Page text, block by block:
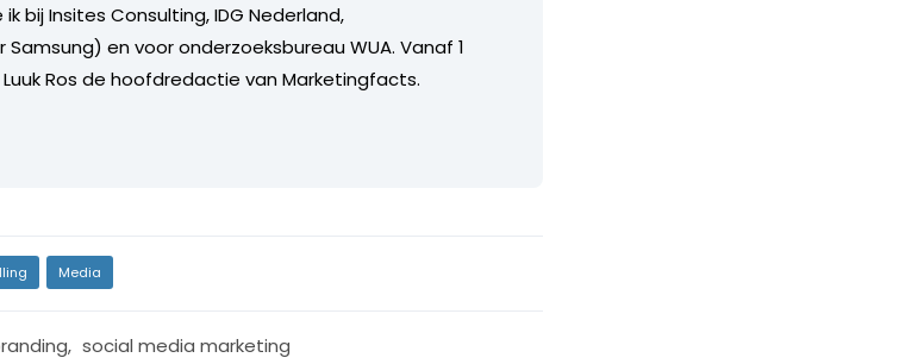
bij Insites Consulting, IDG Nederland,
en voor onderzoeksbureau WUA. Vanaf 1
Ros de hoofdredactie van Marketingfacts.
Media
, social media marketing